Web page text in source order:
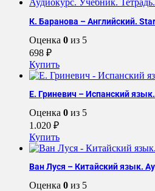
Оценка 0 из 5
698 ₽
Купить
Е. Гриневич – Испанский
Оценка 0 из 5
1.020 ₽
Купить
Ван Луся – Китайский язык.
Оценка 0 из 5